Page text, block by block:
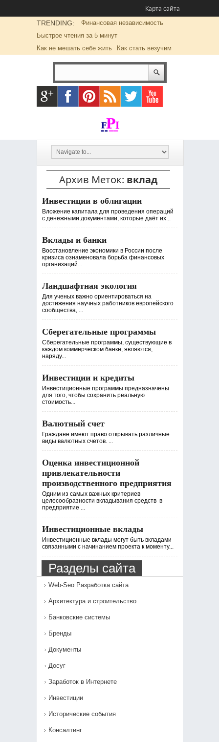
Карта сайта
TRENDING:
Финансовая независимость
Быстрое чтения за 5 минут
Как не мешать себе жить
Как стать везучим
Архив Меток: вклад
Инвестиции в облигации
Вложение капитала для проведения операций
с денежными документами, которые даёт их...
Вклады и банки
Восстановление экономики в России после
кризиса ознаменовала борьба финансовых
организаций...
Ландшафтная экология
Для ученых важно ориентироваться на
достижения научных работников европейского
сообщества, ...
Сберегательные программы
Сберегательные программы, существующие в
каждом коммерческом банке, являются,
наряду...
Инвестиции и кредиты
Инвестиционные программы предназначены
для того, чтобы сохранить реальную
стоимость...
Валютный счет
Граждане имеют право открывать различные
виды валютных счетов. ...
Оценка инвестиционной
привлекательности
производственного предприятия
Одним из самых важных критериев
целесообразности вкладывания средств в
предприятие ...
Инвестиционные вклады
Инвестиционные вклады могут быть вкладами
связанными с начинанием проекта к моменту...
Разделы сайта
Web-Seo Разработка сайта
Архитектура и строительство
Банковские системы
Бренды
Документы
Досуг
Заработок в Интернете
Инвестиции
Исторические события
Консалтинг